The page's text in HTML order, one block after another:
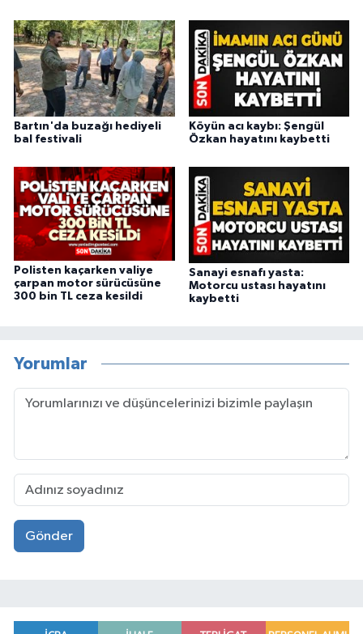
Bartın'da buzağı hediyeli
bal festivali
Köyün acı kaybı: Şengül
Özkan hayatını kaybetti
Polisten kaçarken valiye
çarpan motor sürücüsüne
300 bin TL ceza kesildi
Sanayi esnafı yasta:
Motorcu ustası hayatını
kaybetti
Yorumlar
Gönder